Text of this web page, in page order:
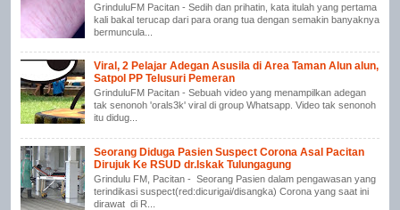
GrinduluFM Pacitan - Sedih dan prihatin, kata itulah yang pertama
kali bakal terucap dari para orang tua dengan semakin banyaknya
bermuncula...
Viral, 2 Pelajar Adegan Asusila di Area Taman Alun alun,
Satpol PP Telusuri Pemeran
GrinduluFM Pacitan - Sebuah video yang menampilkan adegan
tak senonoh 'orals3k' viral di group Whatsapp. Video tak senonoh
itu didug...
Seorang Diduga Pasien Suspect Corona Asal Pacitan
Dirujuk Ke RSUD dr.Iskak Tulungagung
Grindulu FM, Pacitan - Seorang Pasien dalam pengawasan yang
terindikasi suspect(red:dicurigai/disangka) Corona yang saat ini
dirawat di R...